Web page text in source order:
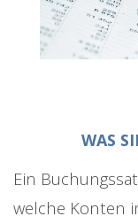
WAS
Ein
welche Konten